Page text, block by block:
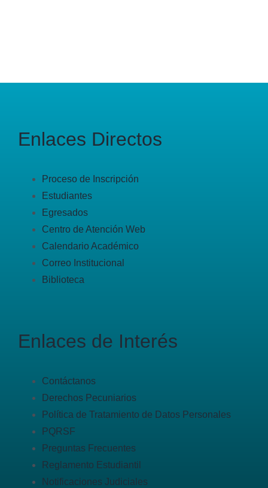
Enlaces Directos
Proceso de Inscripción
Estudiantes
Egresados
Centro de Atención Web
Calendario Académico
Correo Institucional
Biblioteca
Enlaces de Interés
Contáctanos
Derechos Pecuniarios
Política de Tratamiento de Datos Personales
PQRSF
Preguntas Frecuentes
Reglamento Estudiantil
Notificaciones Judiciales